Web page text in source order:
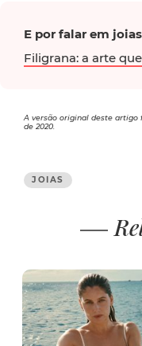
E por falar em
Filigrana: a arte
A versão original deste artigo
de 2020.
JOIAS